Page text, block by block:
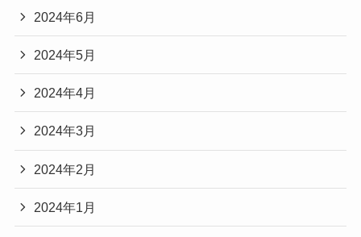
2024年6月
2024年5月
2024年4月
2024年3月
2024年2月
2024年1月